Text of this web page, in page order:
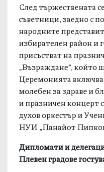
След тържествената
съветници, заедно с
народните
избирателен район и
присъстват на
„Възраждане“, който
Церемонията
молебен за здраве и
и празничен
духов оркестър и
НУИ „Панайот
Дипломати и
Плевен градове